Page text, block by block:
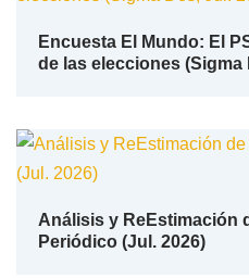
Encuesta El Mundo: El
de las elecciones (Sigma
Análisis y ReEstimación
Periódico (Jul. 2026)